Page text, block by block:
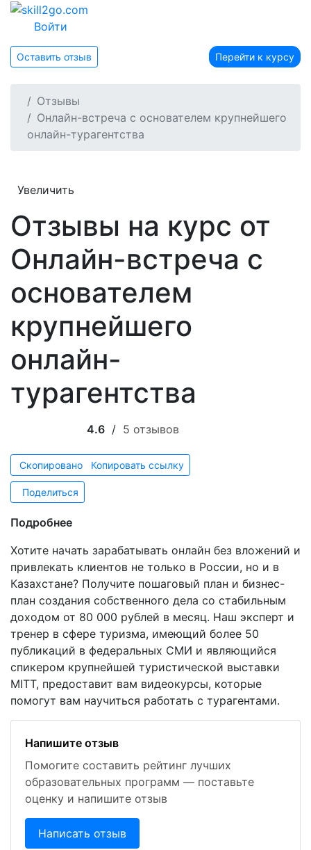
Войти
Оставить отзыв Перейти к курсу
Отзывы
Онлайн-встреча c основателем крупнейшего
онлайн-турагентства
Увеличить
Отзывы на курс от
Онлайн-встреча c
основателем
крупнейшего
онлайн-
турагентства
4.6 / 5 отзывов
Скопировано Копировать ссылку
Поделиться
Подробнее
Хотите начать зарабатывать онлайн без вложений и
привлекать клиентов не только в России, но и в
Казахстане? Получите пошаговый план и бизнес-
план создания собственного дела со стабильным
доходом от 80 000 рублей в месяц. Наш эксперт и
тренер в сфере туризма, имеющий более 50
публикаций в федеральных СМИ и являющийся
спикером крупнейшей туристической выставки
MITT, предоставит вам видеокурсы, которые
помогут вам научиться работать с турагентами.
Напишите отзыв
Помогите составить рейтинг лучших
образовательных программ — поставьте
оценку и напишите отзыв
Написать отзыв